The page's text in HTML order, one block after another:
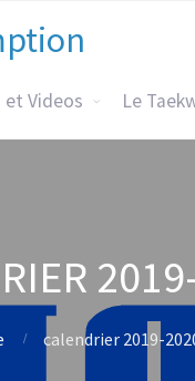
et Videos Le
calendrier 2019-